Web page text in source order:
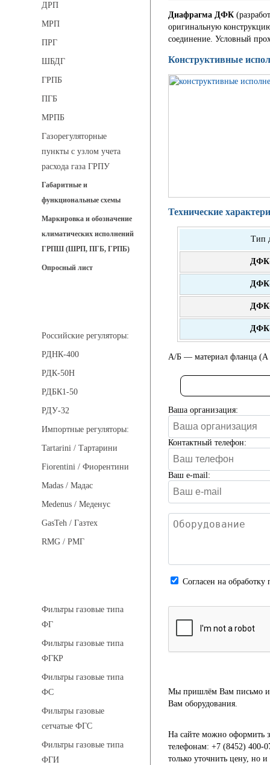
ДРП
МРП
ПРГ
ШБДГ
ГРПБ
ПГБ
МРПБ
Газорегуляторные
пункты с узлом учета
расхода газа ГРПУ
Габаритные и
функциональные схемы
Маркировка и обозначение
климатических исполнений
ГРПШ (ШРП, ПГБ, ГРПБ)
Опросный лист
Российские регуляторы:
РДНК-400
РДК-50Н
РДБК1-50
РДУ-32
Импортные регуляторы:
Tartarini / Тартарини
Fiorentini / Фиорентини
Madas / Мадас
Medenus / Меденус
GasTeh / Газтех
RMG / РМГ
Фильтры газовые типа
ФГ
Фильтры газовые типа
ФГКР
Фильтры газовые типа
ФС
Фильтры газовые
сетчатые ФГС
Фильтры газовые типа
ФГИ
Диафрагма ДФК
оригинальную
соединение. Условный
Конструктивные
Технические
Тип
А/Б — материал фланца
Ваша организация:
Контактный телефон:
Ваш e-mail:
Cогласен на
Мы пришлём Вам письмо и
Вам оборудования.
На сайте можно оформить
телефонам: +7 (8452) 400-
только уточнить цену, но